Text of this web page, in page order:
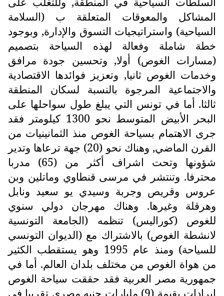
المشاكل والمعوقات المتعلقة ب (السلامة
السياحية) واستراتيجيات التسوق والإدارة, وبوجود
خطة شاملة وفعالة لهذه السياحة بتصميم
(مسارات الغوص) أولا, وتحسين جودة مرافق
وخدمات الغوص ثانيا, وتعزيز فوائدها الاقتصادية
والاجتماعية المرجوة بالنسبة لسكان المنطقة
ثالثا. أما في تونس التي يبلغ طول سواحلها على
البحر الأبيض المتوسط نحو 1300 كيلومتر فقد
جرى الاهتمام بسياحة الغوص منذ الثمانينيات من
القرن الماضي, وهناك نحو (20) جهة ترعاها وتدير
شؤونها وتحت اشراف أكثر من (65) مدربا
محترفا. وتنتشر في مرسى قنطاوي وماتلين وبن
عروس وقريص وجربة وسيدي يو سعيد ونابل
وهرقلة وغيرها. وهناك مهرجان دولي سنوي
للغوص (كوراليس) تنظمه (الجامعة التونسية
لانشطة الغوص) بالاشتراك مع (الديوان التونسي
للسياحة) ومنذ عام 1995 وهو يستقطب الكثير
من هواة الغوص من مختلف بلدان العالم. أما في
جمهورية مصر العربية فقد حققت سياحة الغوص
إيرادات بقيمة (9) مليارات جنيه مصري تقريبا في